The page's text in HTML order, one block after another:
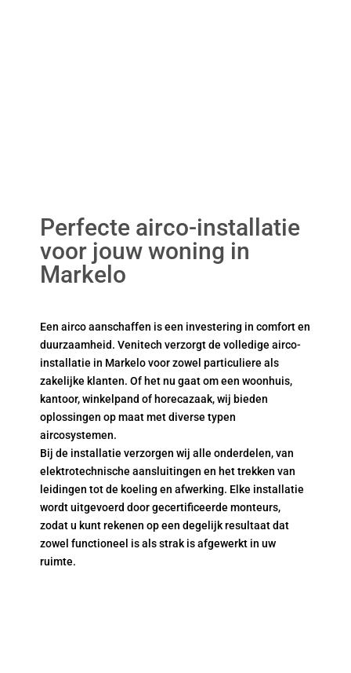
Perfecte airco-installatie
voor jouw woning in
Markelo
Een airco aanschaffen is een investering in comfort en
duurzaamheid. Venitech verzorgt de volledige airco-
installatie in Markelo voor zowel particuliere als
zakelijke klanten. Of het nu gaat om een woonhuis,
kantoor, winkelpand of horecazaak, wij bieden
oplossingen op maat met diverse typen
aircosystemen.
Bij de installatie verzorgen wij alle onderdelen, van
elektrotechnische aansluitingen en het trekken van
leidingen tot de koeling en afwerking. Elke installatie
wordt uitgevoerd door gecertificeerde monteurs,
zodat u kunt rekenen op een degelijk resultaat dat
zowel functioneel is als strak is afgewerkt in uw
ruimte.